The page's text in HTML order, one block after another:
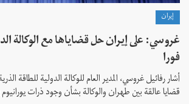
إيران
غروسي: على إيران حل قضاياها مع الوكالة
فورا
أشار رفائيل غروسي، المدير العام للوكالة الدولية للطاقة
قضايا عالقة بين طهران والوكالة بشأن وجود ذرات